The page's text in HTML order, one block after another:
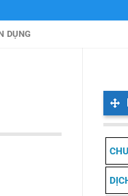
DỤNG